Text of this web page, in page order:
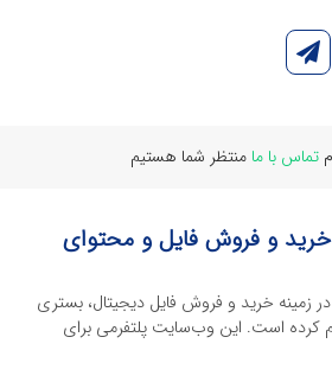
تماس با ما منتظر شما هستیم
و فروش فایل و محتوای
زمینه خرید و فروش فایل دیجیتال، بستری
کرده است. این وب‌سایت‌ پلتفرمی برای
ایجاد می‌کند تا به راحتی محصولات